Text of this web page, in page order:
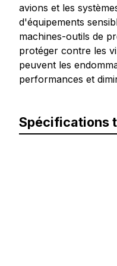
avions et les
d'équipements
machines-outils de
protéger contre les
peuvent les
performances et
Spécifications